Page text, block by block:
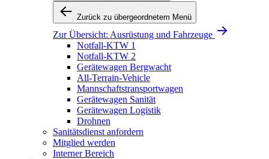
Zurück zu übergeordnetem Menü
Zur Übersicht: Ausrüstung und Fahrzeuge
Notfall-KTW 1
Notfall-KTW 2
Gerätewagen Bergwacht
All-Terrain-Vehicle
Mannschaftstransportwagen
Gerätewagen Sanität
Gerätewagen Logistik
Drohnen
Sanitätsdienst anfordern
Mitglied werden
Interner Bereich